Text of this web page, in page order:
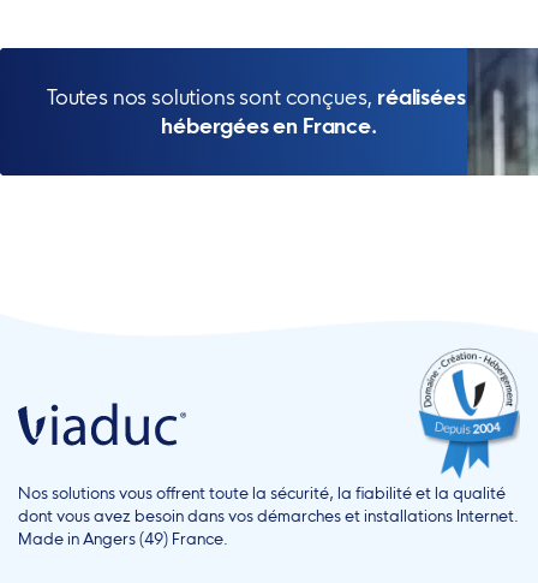
Toutes nos solutions sont conçues, réalisées et
hébergées en France.
Nos solutions vous offrent toute la sécurité, la fiabilité et la qualité
dont vous avez besoin dans vos démarches et installations Internet.
Made in Angers (49) France.